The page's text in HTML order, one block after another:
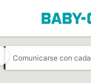
Comunicarse con